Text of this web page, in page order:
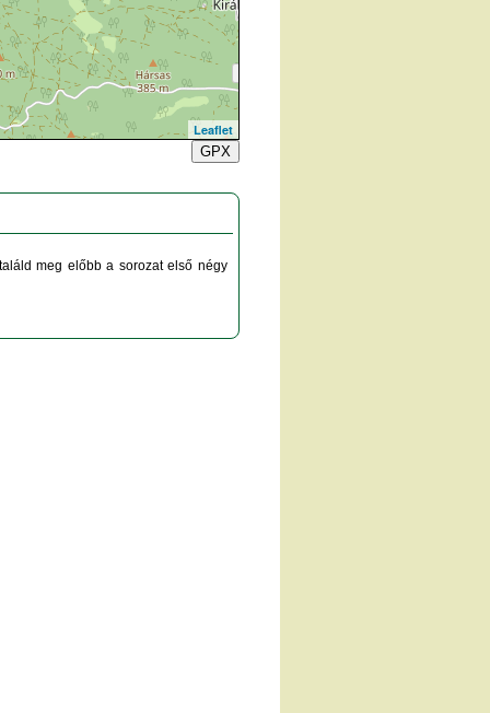
Leaflet
GPX
meg előbb a sorozat első négy